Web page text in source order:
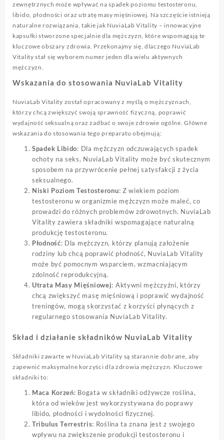
zewnętrznych może wpływać na spadek poziomu testosteronu,
libido, płodności oraz utratę masy mięśniowej. Na szczęście istnieją
naturalne rozwiązania, takie jak NuviaLab Vitality – innowacyjne
kapsułki stworzone specjalnie dla mężczyzn, które wspomagają te
kluczowe obszary zdrowia. Przekonajmy się, dlaczego NuviaLab
Vitality stał się wyborem numer jeden dla wielu aktywnych
mężczyzn.
Wskazania do stosowania NuviaLab Vitality
NuviaLab Vitality został opracowany z myślą o mężczyznach,
którzy chcą zwiększyć swoją sprawność fizyczną, poprawić
wydajność seksualną oraz zadbać o swoje zdrowie ogólne. Główne
wskazania do stosowania tego preparatu obejmują:
Spadek Libido: Dla mężczyzn odczuwających spadek
ochoty na seks, NuviaLab Vitality może być skutecznym
sposobem na przywrócenie pełnej satysfakcji z życia
seksualnego.
Niski Poziom Testosteronu: Z wiekiem poziom
testosteronu w organizmie mężczyzn może maleć, co
prowadzi do różnych problemów zdrowotnych. NuviaLab
Vitality zawiera składniki wspomagające naturalną
produkcję testosteronu.
Płodność: Dla mężczyzn, którzy planują założenie
rodziny lub chcą poprawić płodność, NuviaLab Vitality
może być pomocnym wsparciem, wzmacniającym
zdolność reprodukcyjną.
Utrata Masy Mięśniowej: Aktywni mężczyźni, którzy
chcą zwiększyć masę mięśniową i poprawić wydajność
treningów, mogą skorzystać z korzyści płynących z
regularnego stosowania NuviaLab Vitality.
Skład i działanie składników NuviaLab Vitality
Składniki zawarte w NuviaLab Vitality są starannie dobrane, aby
zapewnić maksymalne korzyści dla zdrowia mężczyzn. Kluczowe
składniki to:
Maca Korzeń: Bogata w składniki odżywcze roślina,
która od wieków jest wykorzystywana do poprawy
libido, płodności i wydolności fizycznej.
Tribulus Terrestris: Roślina ta znana jest z swojego
wpływu na zwiększenie produkcji testosteronu i